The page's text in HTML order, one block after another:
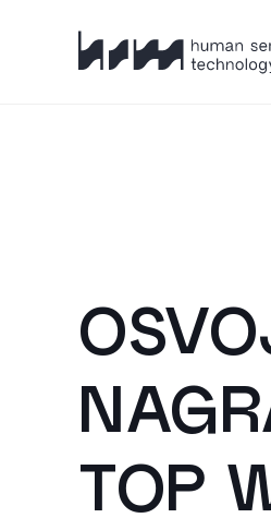
HSM
TOP